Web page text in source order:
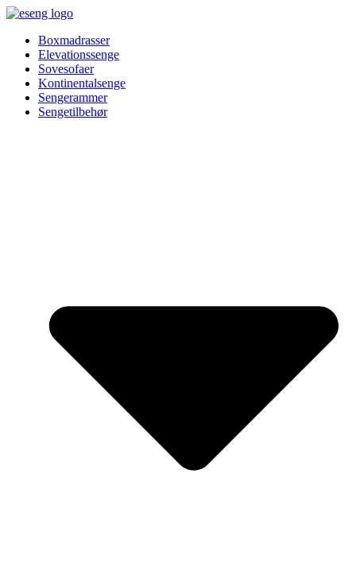
Videre
indholdBoxmadrasser
Elevationssenge
Sovesofaer
Kontinentalsenge
Sengerammer
Sengetilbehør